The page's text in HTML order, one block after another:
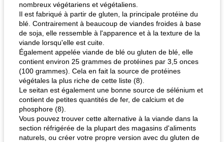
nombreux végétariens et végétaliens.
Il est fabriqué à partir de gluten, la principale protéine du
blé. Contrairement à beaucoup de viandes froides à base
de soja, elle ressemble à l'apparence et à la texture de la
viande lorsqu'elle est cuite.
Également appelée viande de blé ou gluten de blé, elle
contient environ 25 grammes de protéines par 3,5 onces
(100 grammes). Cela en fait la source de protéines
végétales la plus riche de cette liste (8).
Le seitan est également une bonne source de sélénium et
contient de petites quantités de fer, de calcium et de
phosphore (8).
Vous pouvez trouver cette alternative à la viande dans la
section réfrigérée de la plupart des magasins d'aliments
naturels, ou créer votre propre version avec du gluten de